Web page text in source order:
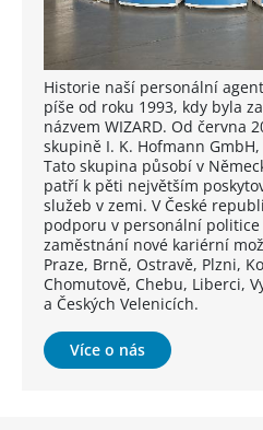
Historie naší personální
píše od roku 1993, kdy byla
názvem WIZARD. Od června
skupině I. K. Hofmann
Tato skupina působí v
patří k pěti největším
služeb v zemi. V České
podporu v personální politice
zaměstnání nové kariérní
Praze, Brně, Ostravě, Plzni,
Chomutově, Chebu, Liberci,
a Českých Velenicích.
Více o nás